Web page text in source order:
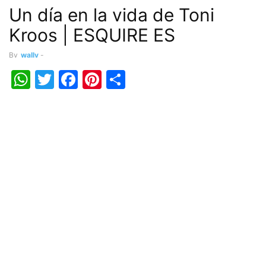
Un día en la vida de Toni
Kroos | ESQUIRE ES
By wally -
WhatsApp
Twitter
Facebook
Pinterest